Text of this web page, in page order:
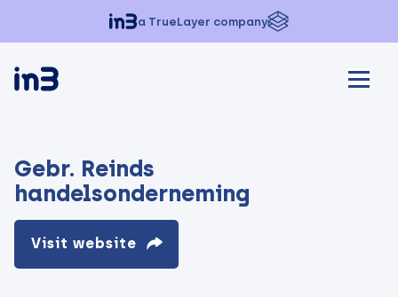
a TrueLayer company
Gebr. Reinds
handelsonderneming
Visit website